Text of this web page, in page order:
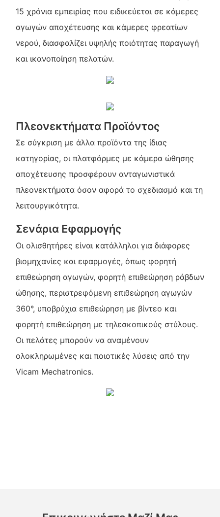
15 χρόνια εμπειρίας που ειδικεύεται σε κάμερες
αγωγών αποχέτευσης και κάμερες φρεατίων
νερού, διασφαλίζει υψηλής ποιότητας παραγωγή
και ικανοποίηση πελατών.
Πλεονεκτήματα Προϊόντος
Σε σύγκριση με άλλα προϊόντα της ίδιας
κατηγορίας, οι πλατφόρμες με κάμερα ώθησης
αποχέτευσης προσφέρουν ανταγωνιστικά
πλεονεκτήματα όσον αφορά το σχεδιασμό και τη
λειτουργικότητα.
Σενάρια Εφαρμογής
Οι ολισθητήρες είναι κατάλληλοι για διάφορες
βιομηχανίες και εφαρμογές, όπως φορητή
επιθεώρηση αγωγών, φορητή επιθεώρηση ράβδων
ώθησης, περιστρεφόμενη επιθεώρηση αγωγών
360°, υποβρύχια επιθεώρηση με βίντεο και
φορητή επιθεώρηση με τηλεσκοπικούς στύλους.
Οι πελάτες μπορούν να αναμένουν
ολοκληρωμένες και ποιοτικές λύσεις από την
Vicam Mechatronics.